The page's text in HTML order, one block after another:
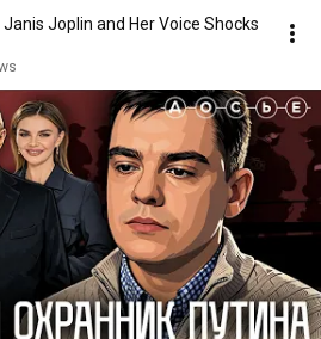
Joplin and Her Voice Shocks